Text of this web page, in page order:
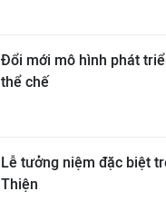
Đổi mới mô hình phát
thể chế
Lễ tưởng niệm đặc biệt
Thiện